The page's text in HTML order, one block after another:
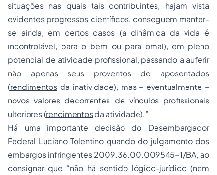
situações nas quais tais contribuintes, hajam vista
evidentes progressos científicos, conseguem manter-
se ainda, em certos casos (a dinâmica da vida é
incontrolável, para o bem ou para omal), em pleno
potencial de atividade profissional, passando a auferir
não apenas seus proventos de aposentados
(rendimentos da inatividade), mas – eventualmente –
novos valores decorrentes de vínculos profissionais
ulteriores (rendimentosda atividade).”
Há uma importante decisão do Desembargador
Federal Luciano Tolentino quando do julgamento dos
embargos infringentes 2009.36.00.009545-1/BA, ao
consignar que “não há sentido lógico-jurídico (nem